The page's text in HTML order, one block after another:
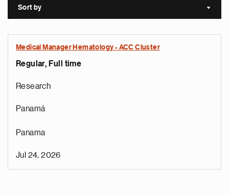
Sort by Sort
Medical Manager Hematology - ACC Cluster
Regular, Full time
Research
Panamá
Panama
Jul 24, 2026